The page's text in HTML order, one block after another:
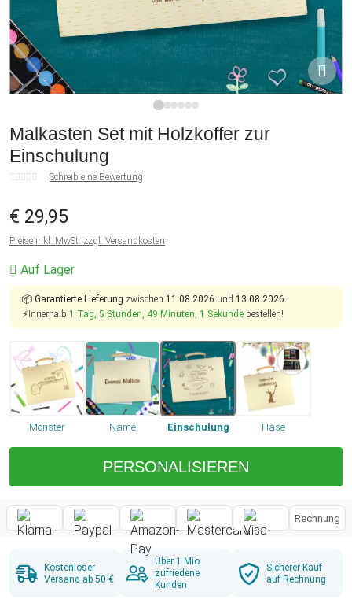
Malkasten Set mit Holzkoffer zur
Einschulung
Schreib eine Bewertung
€ 29,95
Preise inkl. MwSt. zzgl. Versandkosten
Auf Lager
📦 Garantierte Lieferung zwischen 11.08.2026 und 13.08.2026.
⚡Innerhalb 1 Tag, 5 Stunden, 49 Minuten, 1 Sekunde bestellen!
Monster Name Einschulung Hase
PERSONALISIEREN
Rechnung
Kostenloser
Versand ab 50 €
Über 1 Mio.
zufriedene
Kunden
Sicherer Kauf
auf Rechnung